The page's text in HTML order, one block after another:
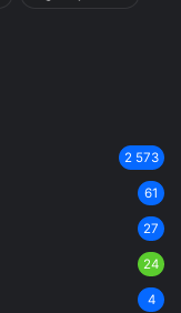
2 573
61
27
24
4